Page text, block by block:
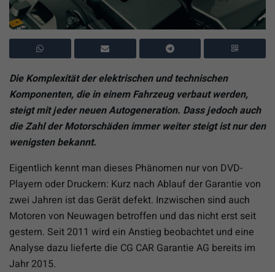
Die Komplexität der elektrischen und technischen
Komponenten, die in einem Fahrzeug verbaut werden,
steigt mit jeder neuen Autogeneration. Dass jedoch auch
die Zahl der Motorschäden immer weiter steigt ist nur den
wenigsten bekannt.
Eigentlich kennt man dieses Phänomen nur von DVD-
Playern oder Druckern: Kurz nach Ablauf der Garantie von
zwei Jahren ist das Gerät defekt. Inzwischen sind auch
Motoren von Neuwagen betroffen und das nicht erst seit
gestern. Seit 2011 wird ein Anstieg beobachtet und eine
Analyse dazu lieferte die CG CAR Garantie AG bereits im
Jahr 2015.